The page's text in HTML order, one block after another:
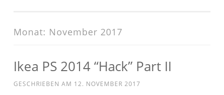
Monat: November 2017
Ikea PS 2014 “Hack” Part II
GESCHRIEBEN AM 12. NOVEMBER 2017